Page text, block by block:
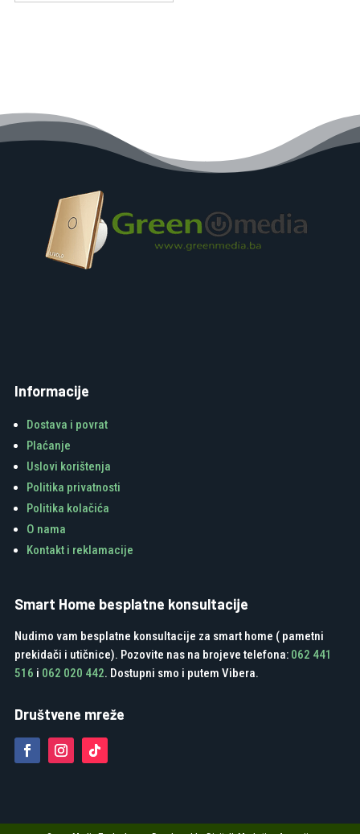
Informacije
Dostava i povrat
Plaćanje
Uslovi korištenja
Politika privatnosti
Politika kolačića
O nama
Kontakt i reklamacije
Smart Home besplatne konsultacije
Nudimo vam besplatne konsultacije za smart home ( pametni
prekidači i utičnice). Pozovite nas na brojeve telefona: 062 441
516 i 062 020 442. Dostupni smo i putem Vibera.
Društvene mreže